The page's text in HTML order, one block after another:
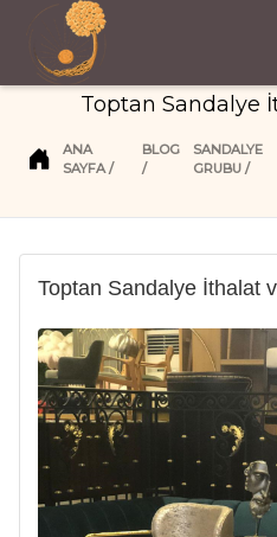
Toptan Sandalye
ANA
SAYFA
BLOG
SANDALYE
GRUBU
Toptan Sandalye İthalat